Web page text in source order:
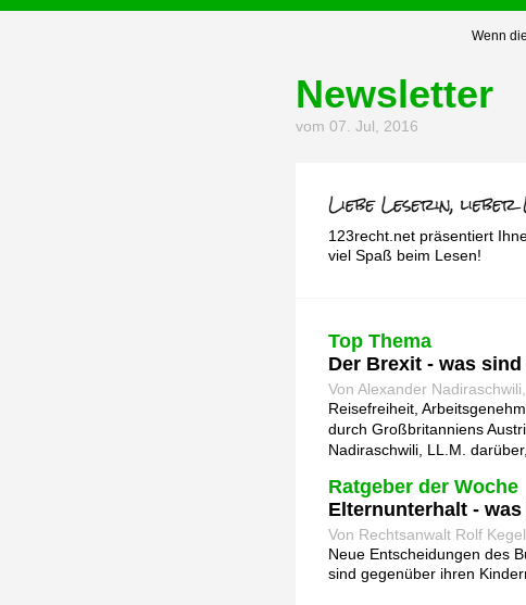
Wenn
Newsletter
vom 07. Jul, 2016
123recht.net präsentiert
viel Spaß beim Lesen!
Top Thema
Der Brexit - was
Von Alexander Nadiraschwili,
Reisefreiheit,
durch Großbritanniens
Nadiraschwili, LL.M.
Ratgeber der Woche
Elternunterhalt -
Von Rechtsanwalt Rolf Kegel
Neue Entscheidungen des
sind gegenüber ihren